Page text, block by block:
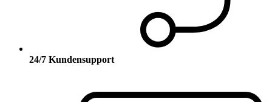
24/7 Kundensupport